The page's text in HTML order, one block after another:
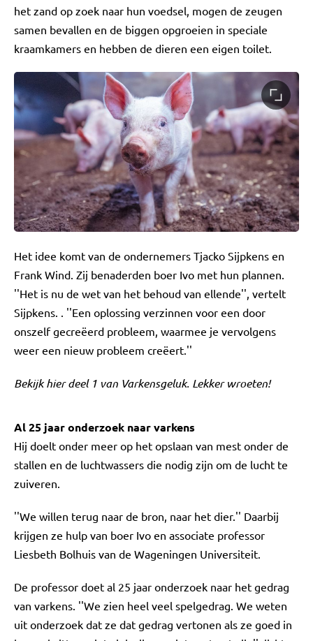
het zand op zoek naar hun voedsel, mogen de zeugen
samen bevallen en de biggen opgroeien in speciale
kraamkamers en hebben de dieren een eigen toilet.
Het idee komt van de ondernemers Tjacko Sijpkens en
Frank Wind. Zij benaderden boer Ivo met hun plannen.
''Het is nu de wet van het behoud van ellende'', vertelt
Sijpkens. . ''Een oplossing verzinnen voor een door
onszelf gecreëerd probleem, waarmee je vervolgens
weer een nieuw probleem creëert.''
Bekijk hier deel 1 van Varkensgeluk. Lekker wroeten!
Al 25 jaar onderzoek naar varkens
Hij doelt onder meer op het opslaan van mest onder de
stallen en de luchtwassers die nodig zijn om de lucht te
zuiveren.
''We willen terug naar de bron, naar het dier.'' Daarbij
krijgen ze hulp van boer Ivo en associate professor
Liesbeth Bolhuis van de Wageningen Universiteit.
De professor doet al 25 jaar onderzoek naar het gedrag
van varkens. ''We zien heel veel spelgedrag. We weten
uit onderzoek dat ze dat gedrag vertonen als ze goed in